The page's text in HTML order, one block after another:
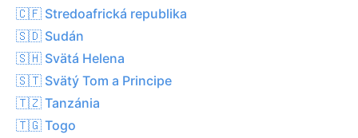
🇨🇫 Stredoafrická republika
🇸🇩 Sudán
🇸🇭 Svätá Helena
🇸🇹 Svätý Tom a Principe
🇹🇿 Tanzánia
🇹🇬 Togo